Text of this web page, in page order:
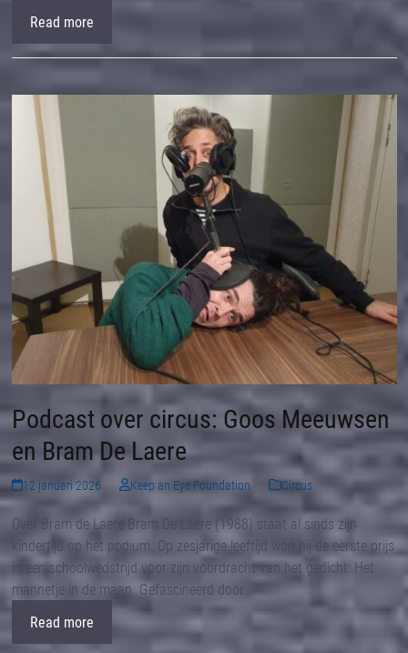
Read more
Podcast over circus: Goos Meeuwsen
en Bram De Laere
12 januari 2026 Keep an Eye Foundation Circus
Over Bram de Laere Bram De Laere (1988) staat al sinds zijn
kindertijd op het podium. Op zesjarige leeftijd won hij de eerste prijs
in een schoolwedstrijd voor zijn voordracht van het gedicht: Het
mannetje in de maan. Gefascineerd door…
Read more